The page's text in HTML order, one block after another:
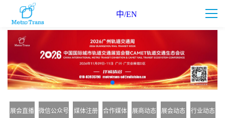
中/EN
展会直播 微信公众号 媒体注册 合作媒体 展商动态 展会动态 行业动态